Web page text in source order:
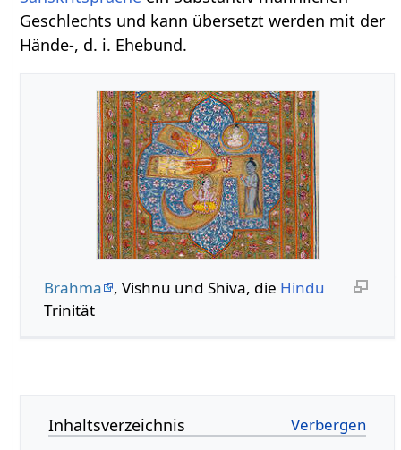
Geschlechts und kann übersetzt werden mit der
Hände-, d. i. Ehebund.
Brahma , Vishnu und Shiva, die Hindu
Trinität
Inhaltsverzeichnis